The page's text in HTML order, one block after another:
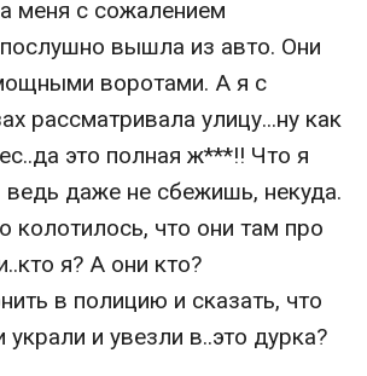
меня с сожалением
послушно вышла из авто. Они
воротами. А я с
рассматривала улицу...ну как
это полная ж***!! Что я
ведь даже не сбежишь, некуда.
колотилось, что они там про
я? А они кто?
в полицию и сказать, что
украли и увезли в..это дурка?